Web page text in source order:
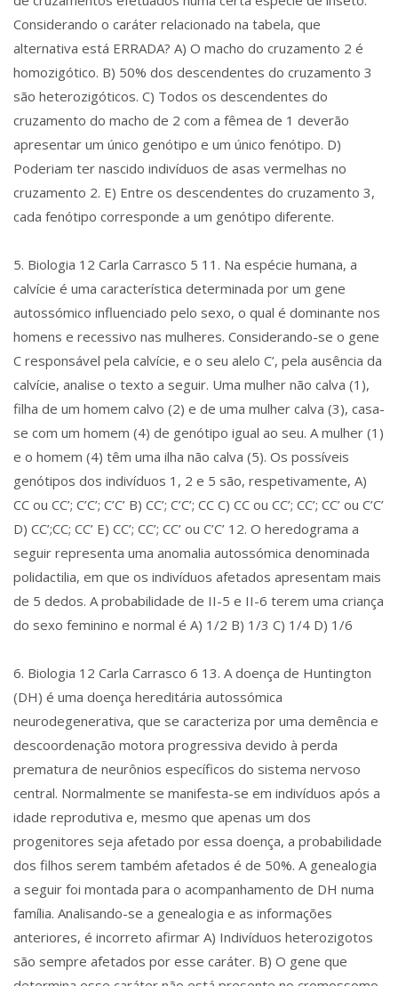
Considerando o caráter relacionado na tabela, que
alternativa está ERRADA? A) O macho do cruzamento 2 é
homozigótico. B) 50% dos descendentes do cruzamento 3
são heterozigóticos. C) Todos os descendentes do
cruzamento do macho de 2 com a fêmea de 1 deverão
apresentar um único genótipo e um único fenótipo. D)
Poderiam ter nascido indivíduos de asas vermelhas no
cruzamento 2. E) Entre os descendentes do cruzamento 3,
cada fenótipo corresponde a um genótipo diferente.
5. Biologia 12 Carla Carrasco 5 11. Na espécie humana, a
calvície é uma característica determinada por um gene
autossómico influenciado pelo sexo, o qual é dominante nos
homens e recessivo nas mulheres. Considerando-se o gene
C responsável pela calvície, e o seu alelo C’, pela ausência da
calvície, analise o texto a seguir. Uma mulher não calva (1),
filha de um homem calvo (2) e de uma mulher calva (3), casa-
se com um homem (4) de genótipo igual ao seu. A mulher (1)
e o homem (4) têm uma ilha não calva (5). Os possíveis
genótipos dos indivíduos 1, 2 e 5 são, respetivamente, A)
CC ou CC’; C’C’; C’C’ B) CC’; C’C’; CC C) CC ou CC’; CC’; CC’ ou C’C’
D) CC’;CC; CC’ E) CC’; CC’; CC’ ou C’C’ 12. O heredograma a
seguir representa uma anomalia autossómica denominada
polidactilia, em que os indivíduos afetados apresentam mais
de 5 dedos. A probabilidade de II-5 e II-6 terem uma criança
do sexo feminino e normal é A) 1/2 B) 1/3 C) 1/4 D) 1/6
6. Biologia 12 Carla Carrasco 6 13. A doença de Huntington
(DH) é uma doença hereditária autossómica
neurodegenerativa, que se caracteriza por uma demência e
descoordenação motora progressiva devido à perda
prematura de neurônios específicos do sistema nervoso
central. Normalmente se manifesta-se em indivíduos após a
idade reprodutiva e, mesmo que apenas um dos
progenitores seja afetado por essa doença, a probabilidade
dos filhos serem também afetados é de 50%. A genealogia
a seguir foi montada para o acompanhamento de DH numa
família. Analisando-se a genealogia e as informações
anteriores, é incorreto afirmar A) Indivíduos heterozigotos
são sempre afetados por esse caráter. B) O gene que